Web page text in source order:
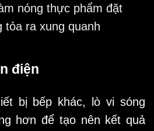
nóng thực phẩm đặt
tỏa ra xung quanh
điện
bị bếp khác, lò vi sóng
hơn để tạo nên kết quả